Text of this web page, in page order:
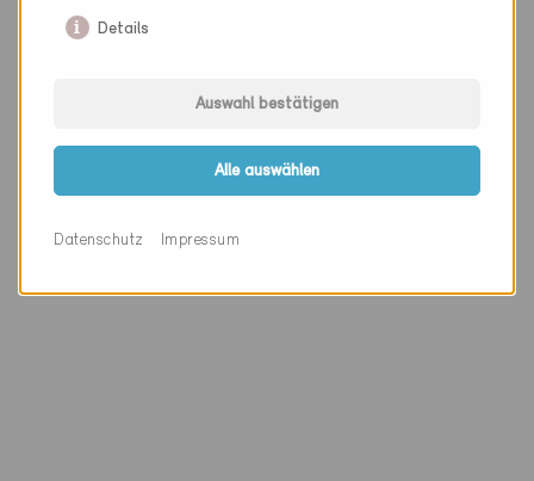
Details
Auswahl bestätigen
Alle auswählen
Datenschutz Impressum